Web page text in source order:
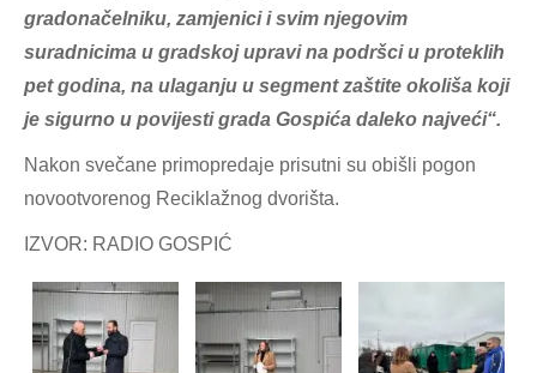
gradonačelniku, zamjenici i svim njegovim
suradnicima u gradskoj upravi na podršci u proteklih
pet godina, na ulaganju u segment zaštite okoliša koji
je sigurno u povijesti grada Gospića daleko najveći“.
Nakon svečane primopredaje prisutni su obišli pogon
novootvorenog Reciklažnog dvorišta.
IZVOR: RADIO GOSPIĆ